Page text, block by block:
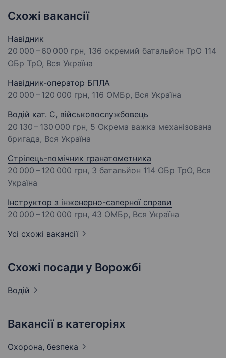
Схожі вакансії
Навідник
20 000 – 60 000 грн, 136 окремий батальйон ТрО 114
ОБр ТрО, Вся Україна
Навідник-оператор БПЛА
20 000 – 120 000 грн, 116 ОМБр, Вся Україна
Водій кат. С, військовослужбовець
20 130 – 130 000 грн, 5 Окрема важка механізована
бригада, Вся Україна
Стрілець-помічник гранатометника
20 000 – 120 000 грн, 3 батальйон 114 ОБр ТрО, Вся
Україна
Інструктор з інженерно-саперної справи
20 000 – 120 000 грн, 43 ОМБр, Вся Україна
Усі схожі вакансії
Схожі посади у Ворожбі
Водій
Вакансії в категоріях
Охорона, безпека